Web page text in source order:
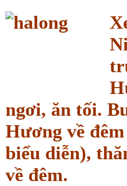
ngơi, ăn tối.
Hương về
biểu diễn),
về đêm.